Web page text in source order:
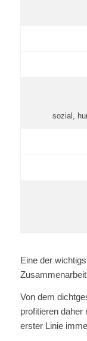
sozial,
Eine der
Von dem
profitieren daher
erster Linie